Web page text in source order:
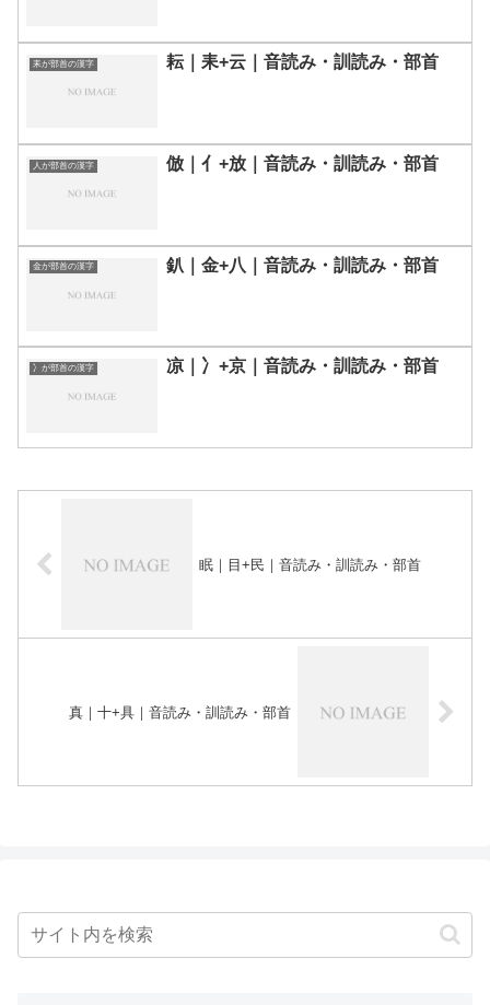
耒が部首の漢字 耘｜耒+云｜音読み・訓読み・部首
人が部首の漢字 倣｜亻+放｜音読み・訓読み・部首
金が部首の漢字 釟｜金+八｜音読み・訓読み・部首
冫が部首の漢字 凉｜冫+京｜音読み・訓読み・部首
眠｜目+民｜音読み・訓読み・部首
真｜十+具｜音読み・訓読み・部首